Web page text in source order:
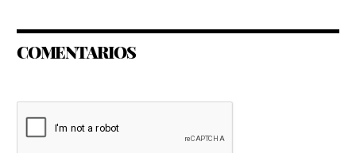
COMENTARIOS